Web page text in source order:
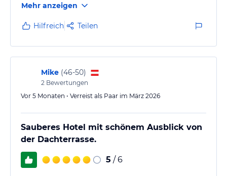
Mehr anzeigen
Hilfreich Teilen
Mike (46-50)
2 Bewertungen
Vor 5 Monaten • Verreist als Paar im März 2026
Sauberes Hotel mit schönem Ausblick von
der Dachterrasse.
5 / 6